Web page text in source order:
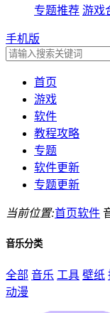
专题推荐 游戏
手机版
首页
游戏
软件
教程攻略
专题
软件更新
专题更新
当前位置:首页软件
音乐分类
全部 音乐 工具 壁纸
动漫